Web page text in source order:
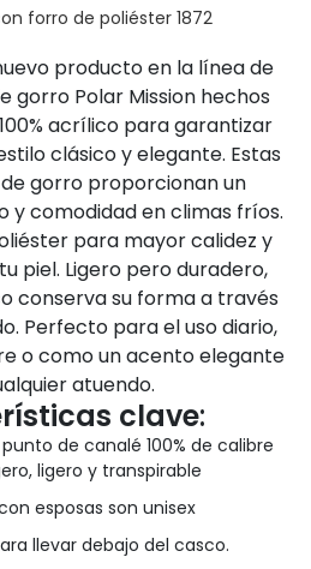
forro de poliéster 1872
producto en la línea de
gorro Polar Mission hechos
acrílico para garantizar
clásico y elegante. Estas
gorro proporcionan un
y comodidad en climas fríos.
para mayor calidez y
piel. Ligero pero duradero,
conserva su forma a través
Perfecto para el uso diario,
o como un acento elegante
atuendo.
clave:
de canalé 100% de calibre
ligero y transpirable
esposas son unisex
llevar debajo del casco.